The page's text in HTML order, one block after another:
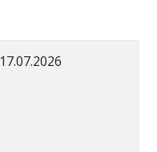
17.07.2026